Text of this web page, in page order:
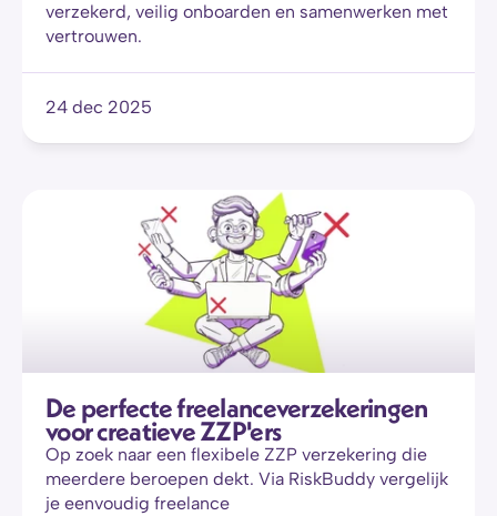
verzekerd, veilig onboarden en samenwerken met
vertrouwen.
24 dec 2025
De perfecte freelanceverzekeringen
voor creatieve ZZP'ers
Op zoek naar een flexibele ZZP verzekering die
meerdere beroepen dekt. Via RiskBuddy vergelijk
je eenvoudig freelance